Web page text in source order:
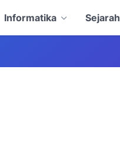
Informatika Sejarah